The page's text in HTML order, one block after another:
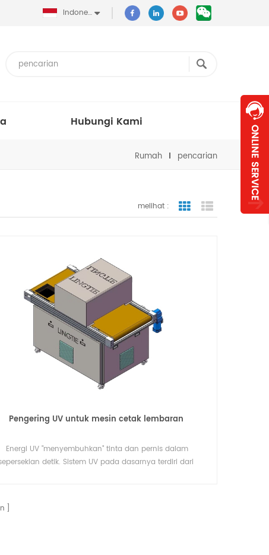
Indonesia
Hubungi Kami
Rumah pencarian
melihat : tampilan bergaris
tampilan
Pengering UV untuk mesin cetak lembaran
Energi UV "menyembuhkan" tinta dan pernis dalam
detik. Sistem UV pada dasarnya terdiri dari